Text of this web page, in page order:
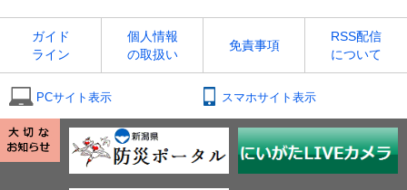
ガイド
ライン
個人情報
の取扱い
免責事項
RSS配信
について
PCサイト表示 スマホサイト表示